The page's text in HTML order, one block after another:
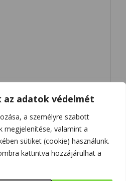
adatok védelmét
a személyre szabott
megjelenítése, valamint a
sütiket (cookie) használunk.
kattintva hozzájárulhat a